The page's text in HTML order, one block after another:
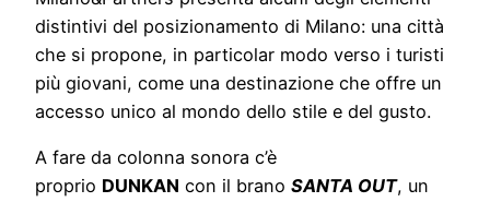
distintivi del posizionamento di Milano: una città
che si propone, in particolar modo verso i turisti
più giovani, come una destinazione che offre un
accesso unico al mondo dello stile e del gusto.
A fare da colonna sonora c’è
proprio DUNKAN con il brano SANTA OUT, un